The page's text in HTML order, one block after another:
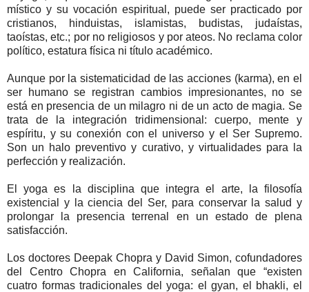
místico y su vocación espiritual, puede ser practicado por
cristianos, hinduistas, islamistas, budistas, judaístas,
taoístas, etc.; por no religiosos y por ateos. No reclama color
político, estatura física ni título académico.
Aunque por la sistematicidad de las acciones (karma), en el
ser humano se registran cambios impresionantes, no se
está en presencia de un milagro ni de un acto de magia. Se
trata de la integración tridimensional: cuerpo, mente y
espíritu, y su conexión con el universo y el Ser Supremo.
Son un halo preventivo y curativo, y virtualidades para la
perfección y realización.
El yoga es la disciplina que integra el arte, la filosofía
existencial y la ciencia del Ser, para conservar la salud y
prolongar la presencia terrenal en un estado de plena
satisfacción.
Los doctores Deepak Chopra y David Simon, cofundadores
del Centro Chopra en California, señalan que “existen
cuatro formas tradicionales del yoga: el gyan, el bhakli, el